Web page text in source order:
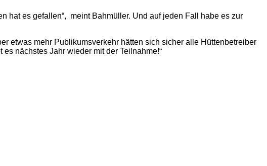
hat es gefallen“, meint Bahmüller. Und auf jeden Fall habe es zur
etwas mehr Publikumsverkehr hätten sich sicher alle Hüttenbetreiber
nächstes Jahr wieder mit der Teilnahme!“